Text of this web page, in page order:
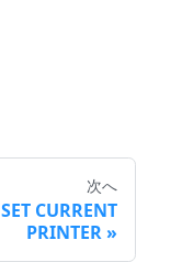
次へ
SET CURRENT
PRINTER